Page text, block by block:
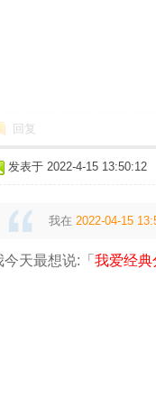
回复
发表于 2022-4-15 13:50:12
我在 2022-04-15
今天最想说:「 我爱经典